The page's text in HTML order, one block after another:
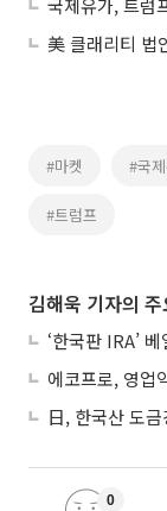
국제유가, 트
#마켓 #국
#트럼프
김해욱 기자의
0